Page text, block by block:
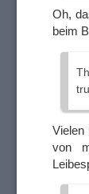
Oh,
beim
Vielen
von